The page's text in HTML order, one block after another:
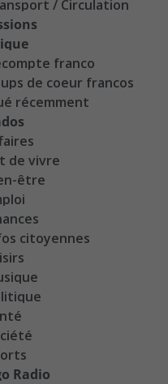
/ Circulation
franco
de coeur francos
récemment
de vivre
être
citoyennes
Radio